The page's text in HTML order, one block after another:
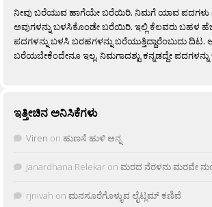
ನೀವು ಬರೆಯುವ ಹಾಗೆಯೇ ಬರೆಯಿರಿ. ನಿಮಗೆ ಯಾವ
ಅವುಗಳನ್ನು ಬಳಸಿಕೊಂಡೇ ಬರೆಯಿರಿ. ಇಲ್ಲಿ ಕೆಲವರು ಬಹಳ
ಪದಗಳನ್ನು ಬಳಸಿ ಬರಹಗಳನ್ನು ಬರೆಯುತ್ತಿದ್ದಾರೆಂಬುದು
ಬರೆಯಬೇಕೆಂದೇನೂ ಇಲ್ಲ. ನಿಮಗಾದಶ್ಟು ಕನ್ನಡದ್ದೇ
ಇತ್ತೀಚಿನ ಅನಿಸಿಕೆಗಳು
Viren on ಹುಣಸೆ ಹುಳಿ ಅನ್ನ
Janardhana Relekar on ಮರದ ನೆರಳನು ಮರವೇ
rjnivah on ಮನಸೂರೆಗೊಳ್ಳುವ ಲೈಟ್ಲಮ್ ಕಣಿವೆ